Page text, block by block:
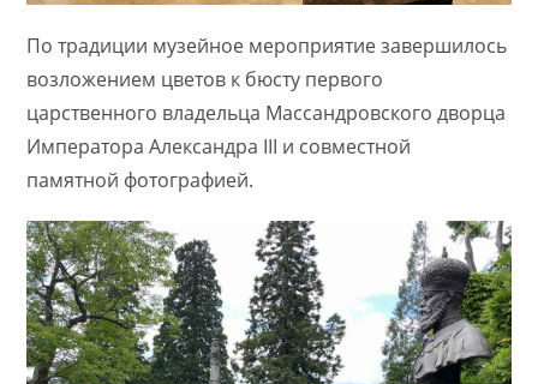
По традиции музейное мероприятие завершилось
возложением цветов к бюсту первого
царственного владельца Массандровского дворца
Императора Александра III и совместной
памятной фотографией.